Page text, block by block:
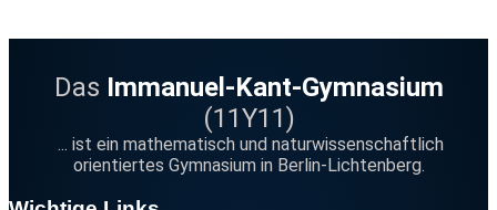
Das Immanuel-Kant-Gymnasium
(11Y11)
... ist ein mathematisch und naturwissenschaftlich
orientiertes Gymnasium in Berlin-Lichtenberg.